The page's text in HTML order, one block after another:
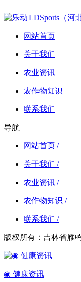
网站首页
关于我们
农业资讯
农作物知识
联系我们
导航
网站首页 /
关于我们 /
农业资讯 /
农作物知识 /
联系我们 /
版权所有：吉林省雁
◉ 健康资讯